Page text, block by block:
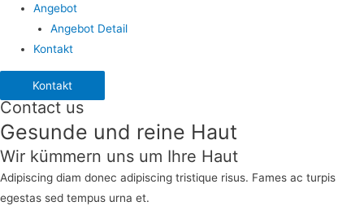
Angebot
Angebot Detail
Kontakt
Kontakt
Contact us
Gesunde und reine Haut
Wir kümmern uns um Ihre Haut
Adipiscing diam donec adipiscing tristique risus. Fames ac turpis
egestas sed tempus urna et.